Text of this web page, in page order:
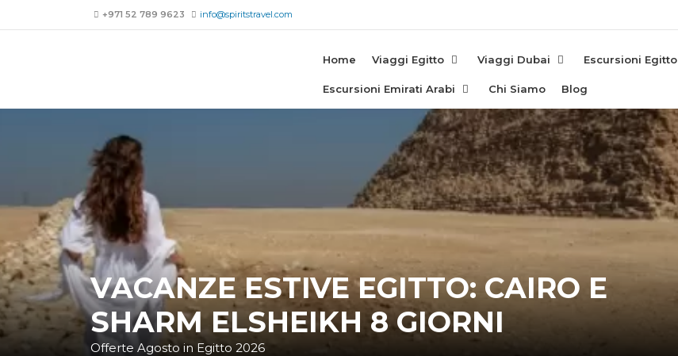
+971 52 789 9623 info@spiritstravel.com
Home Viaggi Egitto Viaggi Dubai Escursioni Egitto
Escursioni Emirati Arabi Chi Siamo Blog
VACANZE ESTIVE EGITTO: CAIRO E
SHARM ELSHEIKH 8 GIORNI
Offerte Agosto in Egitto 2026